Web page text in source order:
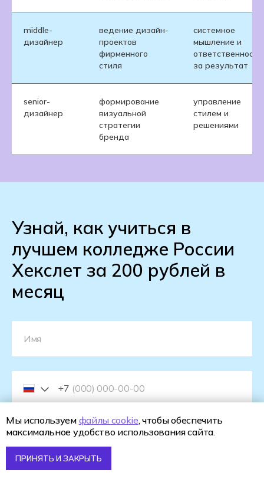
middle-
дизайнер
ведение дизайн-
проектов
фирменного
стиля
системное
мышление и
ответственность
за результат
senior-
дизайнер
формирование
визуальной
стратегии
бренда
управление
стилем и
решениями
Узнай, как учиться в
лучшем колледже России
Хекслет за 200 рублей в
месяц
+7
Мы используем файлы cookie, чтобы обеспечить
максимальное удобство использования сайта.
ПРИНЯТЬ И ЗАКРЫТЬ